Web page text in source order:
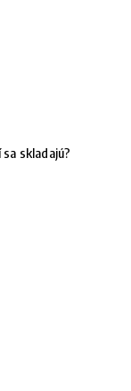
skladajú?